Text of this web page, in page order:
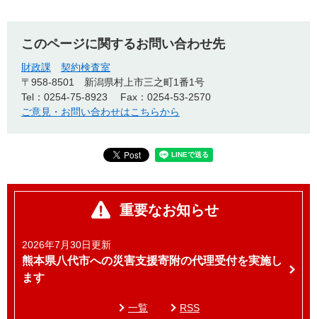
このページに関するお問い合わせ先
財政課
契約検査室
〒958-8501
新潟県村上市三之町1番1号
Tel：0254-75-8923
Fax：0254-53-2570
ご意見・お問い合わせはこちらから
重要なお知らせ
2026年7月30日更新
熊本県八代市への災害支援寄附の代理受付を実施し
ます
一覧 RSS